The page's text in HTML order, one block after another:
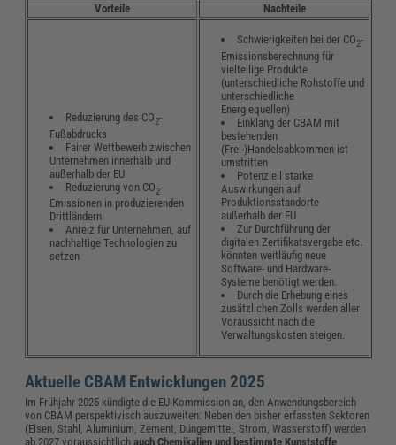
Vorteile Nachteile
Reduzierung des CO2-
Fußabdrucks
Fairer Wettbewerb zwischen
Unternehmen innerhalb und
außerhalb der EU
Reduzierung von CO2-
Emissionen in produzierenden
Drittländern
Anreiz für Unternehmen, auf
nachhaltige Technologien zu
setzen
Schwierigkeiten bei der CO2-
Emissionsberechnung für
vielteilige Produkte
(unterschiedliche Rohstoffe und
unterschiedliche
Energiequellen)
Einklang der CBAM mit
bestehenden
(Frei-)Handelsabkommen ist
umstritten
Potenziell starke
Auswirkungen auf
Produktionsstandorte
außerhalb der EU
Zur Durchführung der
digitalen Zertifikatsvergabe etc.
könnten weitläufig neue
Software- und Hardware-
Systeme benötigt werden.
Durch die Erhebung eines
zusätzlichen Zolls werden aller
Voraussicht nach die
Verwaltungskosten steigen.
Aktuelle CBAM Entwicklungen 2025
Im Frühjahr 2025 kündigte die EU-Kommission an, den Anwendungsbereich
von CBAM perspektivisch auszuweiten: Neben den bisher erfassten Sektoren
(Eisen, Stahl, Aluminium, Zement, Düngemittel, Strom, Wasserstoff) werden
ab 2027 voraussichtlichauch Chemikalien und bestimmte Kunststoffe